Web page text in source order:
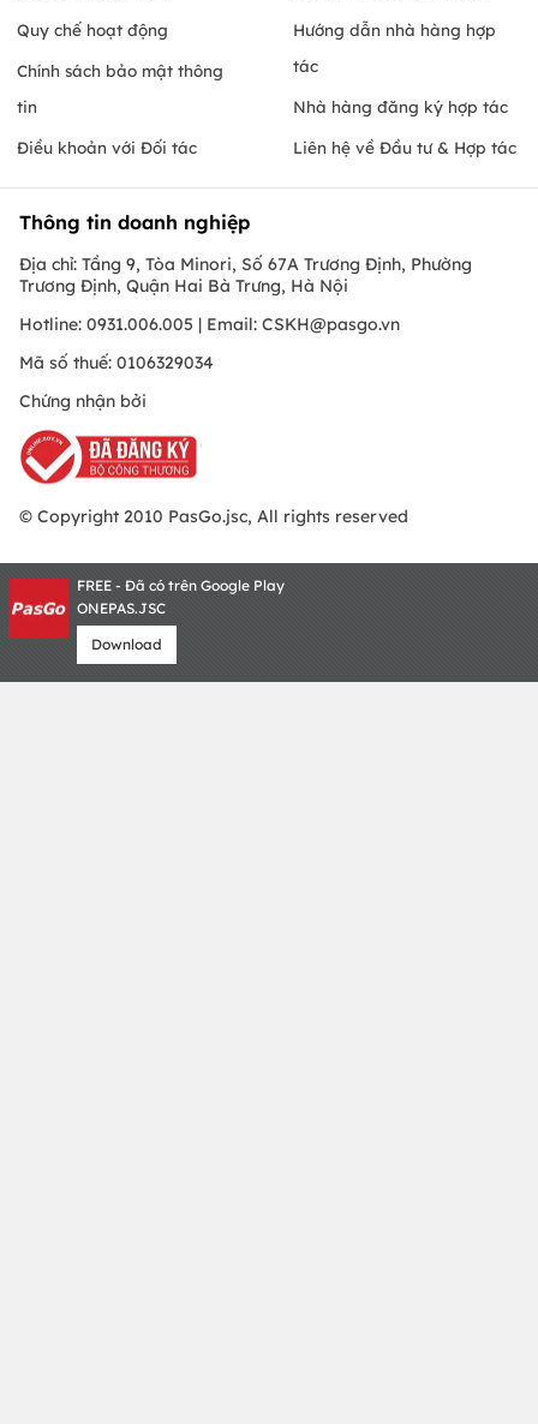
Quy chế hoạt động
Chính sách bảo mật thông
tin
Điều khoản với Đối tác
Hướng dẫn nhà hàng hợp
tác
Nhà hàng đăng ký hợp tác
Liên hệ về Đầu tư & Hợp tác
Thông tin doanh nghiệp
Địa chỉ: Tầng 9, Tòa Minori, Số 67A Trương Định, Phường
Trương Định, Quận Hai Bà Trưng, Hà Nội
Hotline: 0931.006.005 | Email: CSKH@pasgo.vn
Mã số thuế: 0106329034
Chứng nhận bởi
© Copyright 2010 PasGo.jsc, All rights reserved
FREE - Đã có trên Google Play
ONEPAS.JSC
Download